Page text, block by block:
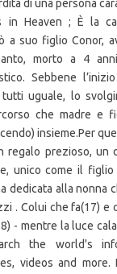
di una persona
in Heaven ; È la
a suo figlio Conor,
morto a 4
Sebbene
tutti uguale, lo
che madre e
insieme.Per
regalo prezioso, un
unico come il
dedicata alla nonna
. Colui che fa(17) e
- mentre la luce
the world's
videos and more.